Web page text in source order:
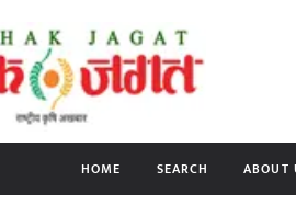
HOME SEARCH ABOUT